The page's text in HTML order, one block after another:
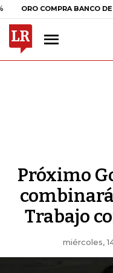
COMPRA BANCO DE LA
Próximo
Trabajo
miércoles,